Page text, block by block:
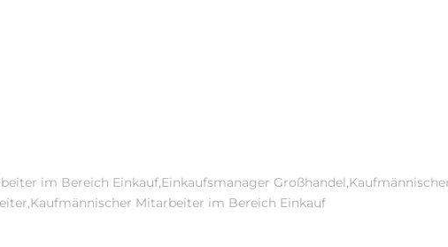
im Bereich Einkauf,Einkaufsmanager
Mitarbeiter im Bereich Einkauf